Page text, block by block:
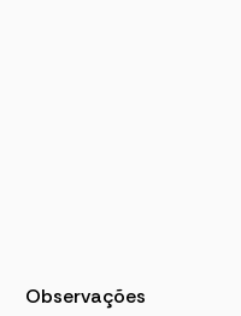
Observações